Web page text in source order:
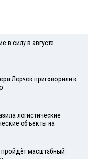
в силу в августе
Лерчек приговорили к
логистические
объекты на
пройдёт масштабный